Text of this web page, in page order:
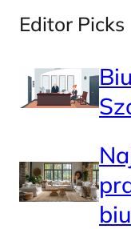
Editor Picks